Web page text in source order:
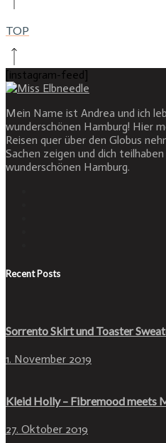
TOP
[instagram-feed]
Mein Name ist Andrea und ich
wunderschönen Hamburg! Hier
Reisen quer über den Globus
Sachen zeigen und dich
wunderschönen Hamburg.
Recent Posts
Sorrento Skirt und Toaster
1. November 2019
Kleid Holly – Fibremood meets
27. Oktober 2019